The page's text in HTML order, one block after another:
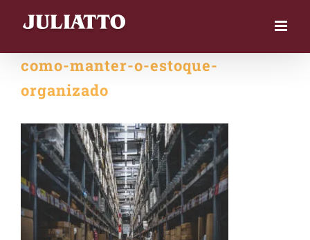
contentcomo-manter-o-estoque-
organizado